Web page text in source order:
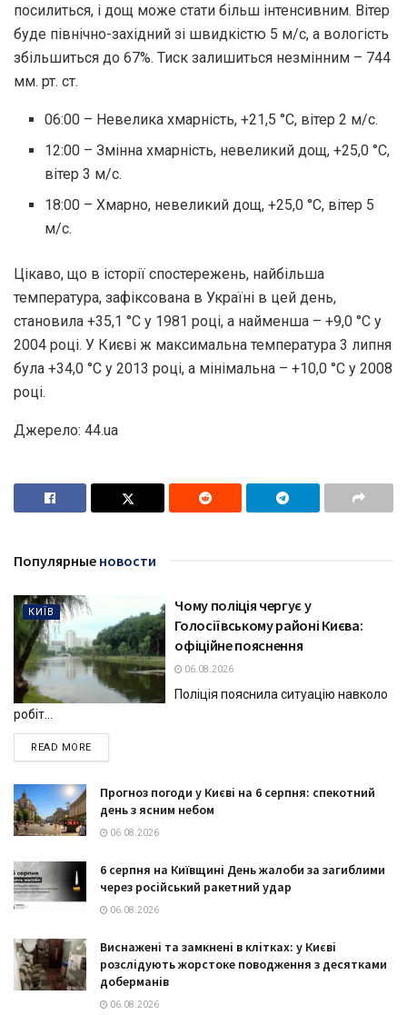
посилиться, і дощ може стати більш інтенсивним. Вітер
буде північно-західний зі швидкістю 5 м/с, а вологість
збільшиться до 67%. Тиск залишиться незмінним – 744
мм. рт. ст.
06:00 – Невелика хмарність, +21,5 °С, вітер 2 м/с.
12:00 – Змінна хмарність, невеликий дощ, +25,0 °С,
вітер 3 м/с.
18:00 – Хмарно, невеликий дощ, +25,0 °С, вітер 5
м/с.
Цікаво, що в історії спостережень, найбільша
температура, зафіксована в Україні в цей день,
становила +35,1 °С у 1981 році, а найменша – +9,0 °С у
2004 році. У Києві ж максимальна температура 3 липня
була +34,0 °С у 2013 році, а мінімальна – +10,0 °С у 2008
році.
Джерело: 44.ua
Популярные новости
КИЇВ
Чому поліція чергує у
Голосіївському районі Києва:
офіційне пояснення
06.08.2026
Поліція пояснила ситуацію навколо
робіт...
READ MOREDETAILS
Прогноз погоди у Києві на 6 серпня: спекотний
день з ясним небом
06.08.2026
6 серпня на Київщині День жалоби за загиблими
через російський ракетний удар
06.08.2026
Виснажені та замкнені в клітках: у Києві
розслідують жорстоке поводження з десятками
доберманів
06.08.2026